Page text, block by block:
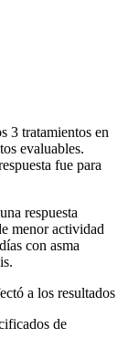
3 tratamientos en
evaluables.
fue para
respuesta
menor actividad
con asma
a los resultados
de